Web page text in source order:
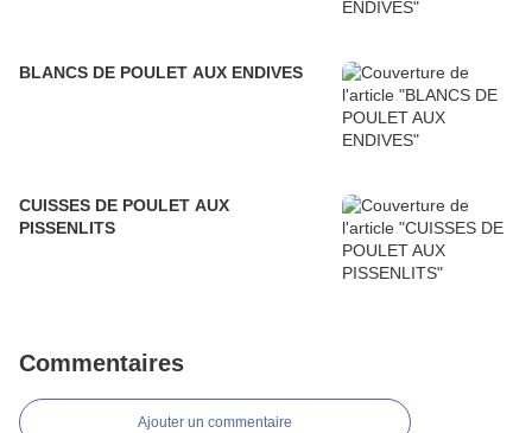
BLANCS DE POULET AUX ENDIVES
CUISSES DE POULET AUX
PISSENLITS
Commentaires
Ajouter un commentaire